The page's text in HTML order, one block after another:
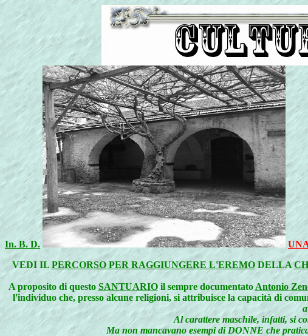
In. B. D.
VEDI IL PERCORSO PER RAGGIUNGERE L'EREMODELLA
Aproposito di questo SANTUARIOil sempre documentatoAntonio
l'individuo che, presso alcune religioni, si attribuisce la capacità di
Al carattere maschile, infatti, si
Ma non mancavano esempi di DONNE che